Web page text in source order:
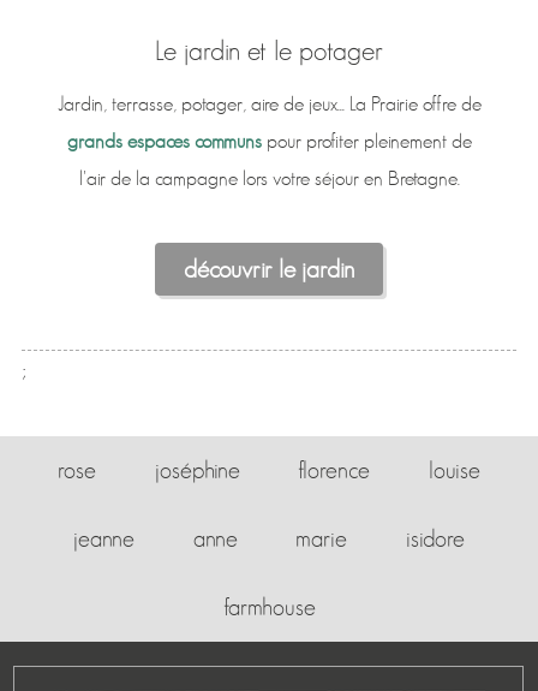
Le jardin et le potager
Jardin, terrasse, potager, aire de jeux... La Prairie offre de
grands espaces communspour profiter pleinement de
l'air de la campagne lors votre séjour en Bretagne.
découvrir le jardin
;
rose joséphine florence louise
jeanne anne marie isidore
farmhouse